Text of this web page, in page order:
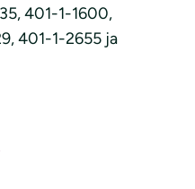
401-1-1600,
401-1-2655 ja